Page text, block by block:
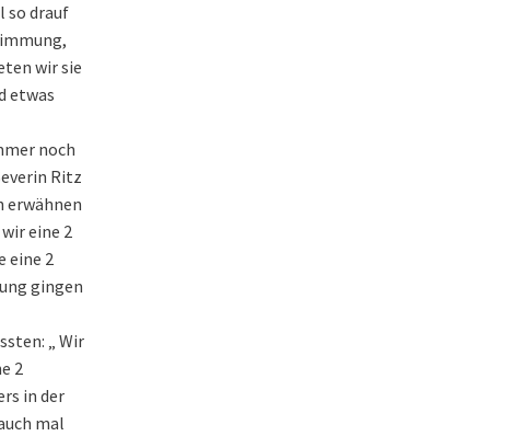
so drauf
wir sie
etwas
noch
Ritz
erwähnen
eine 2
eine 2
gingen
„ Wir
2
in der
mal